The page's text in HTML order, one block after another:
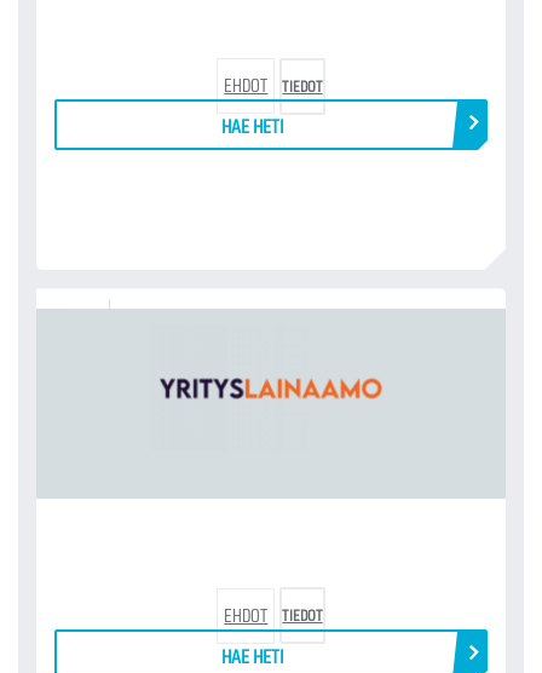
EHDOT TIEDOT
HAE HETI
YRITYSLAINAAMO
EHDOT TIEDOT
HAE HETI